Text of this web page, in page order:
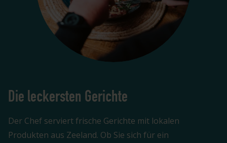
Die leckersten Gerichte
Der Chef serviert frische Gerichte mit lokalen
Produkten aus Zeeland. Ob Sie sich für ein